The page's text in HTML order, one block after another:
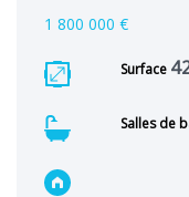
1 800 000 €
Surface
Salles de